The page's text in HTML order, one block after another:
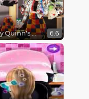
Harley Quinn's Modern Makeover 6.6